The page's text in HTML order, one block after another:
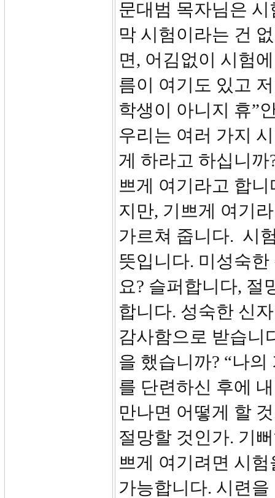
문대범 목자님은
막 시험이라는 건
면, 어김없이 시험
름이 여기도 있고
학생이 아니지 휴”
우리는 여러 가지
게 하라고 하십니
쁘게 여기라고 합
지만, 기쁘게 여기
가르쳐 줍니다. 시
뜻입니다. 미성숙
요? 슬퍼합니다, 절
합니다. 성숙한 신
감사함으로 받습니
을 했습니까? “나
를 단련하신 후에
만나면 어떻게 할
절망할 것인가. 기
쁘게 여기려면 시
가능합니다. 시련